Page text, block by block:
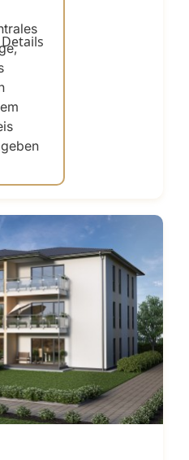
Details